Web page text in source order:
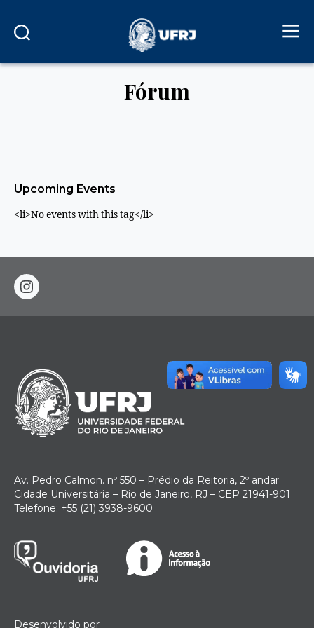
Fórum
Upcoming Events
<li>No events with this tag</li>
instagram
Av. Pedro Calmon. nº 550 – Prédio da Reitoria, 2º andar
Cidade Universitária – Rio de Janeiro, RJ – CEP 21941-901
Telefone: +55 (21) 3938-9600
Desenvolvido por